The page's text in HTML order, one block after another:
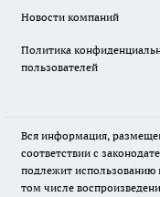
Новости компаний
Политика
пользователей
Вся информация,
соответствии с
подлежит
том числе